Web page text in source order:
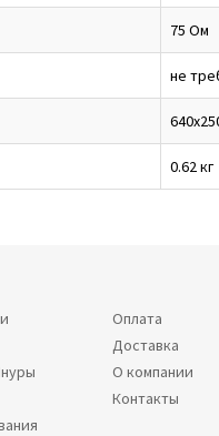
75 Ом
не
0.62 кг
Оплата
Доставка
О компании
Контакты